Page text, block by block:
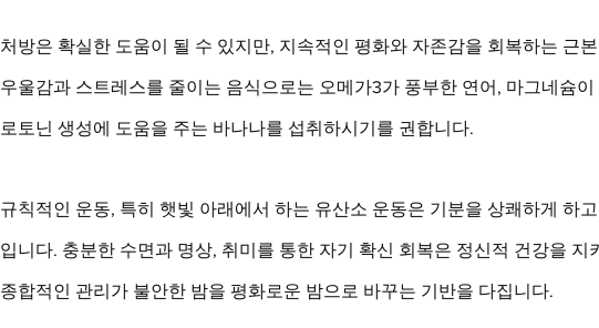
처방은 확실한 도움이 될 수 있지만, 지속적인 평화와 자존감을 회복하는 근
우울감과 스트레스를 줄이는 음식으로는 오메가3가 풍부한 연어, 마그네슘이
로토닌 생성에 도움을 주는 바나나를 섭취하시기를 권합니다.
규칙적인 운동, 특히 햇빛 아래에서 하는 유산소 운동은 기분을 상쾌하게 하
입니다. 충분한 수면과 명상, 취미를 통한 자기 확신 회복은 정신적 건강을 지
종합적인 관리가 불안한 밤을 평화로운 밤으로 바꾸는 기반을 다집니다.